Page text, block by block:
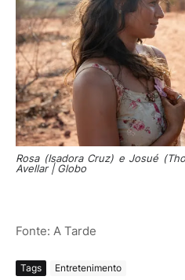
Rosa (Isadora Cruz) e Josué
Avellar | Globo
Fonte: A Tarde
Tags Entretenimento